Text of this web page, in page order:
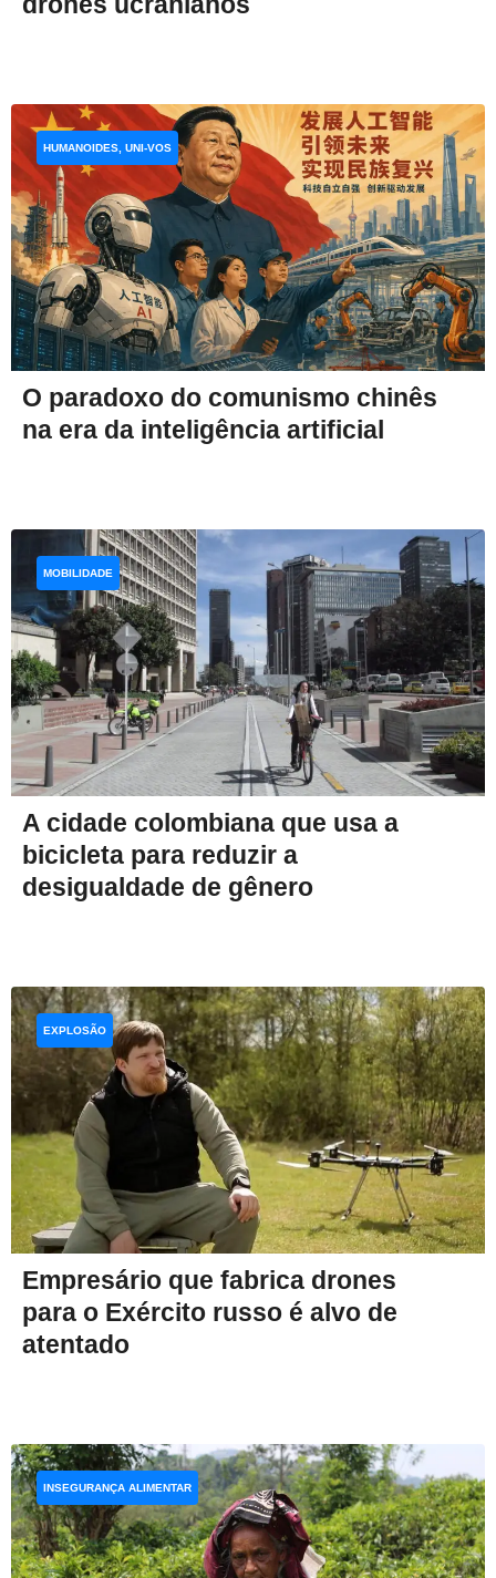
O paradoxo do comunismo chinês
na era da inteligência artificial
HUMANOIDES, UNI-VOS
A cidade colombiana que usa a
bicicleta para reduzir a
desigualdade de gênero
MOBILIDADE
Empresário que fabrica drones
para o Exército russo é alvo de
atentado
EXPLOSÃO
INSEGURANÇA ALIMENTAR